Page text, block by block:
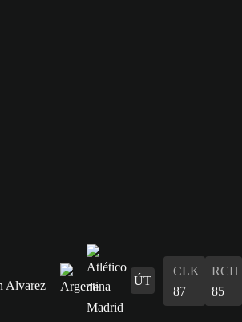
Alvarez ÚT
CLK
87
RCH
85